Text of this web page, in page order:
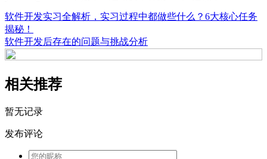
软件开发实习全解析，实习过程中都做些什么？6大核心任务
揭秘！
软件开发后存在的问题与挑战分析
相关推荐
暂无记录
发布评论